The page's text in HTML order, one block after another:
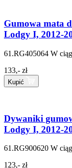
Gumowa mata
Lodgy I, 2012-
61.RG405064 W
133,- zł
Kupić
Dywaniki
Lodgy I, 2012-
61.RG900620 W
123,- zł